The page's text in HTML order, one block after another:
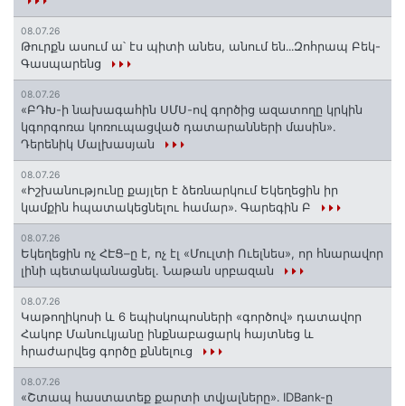
08.07.26
Թուրքն ասում ա՝ էս պիտի անես, անում են․․․Զոհրապ Բեկ-
Գասպարենց
08.07.26
«ԲԴԽ-ի նախագահին ՍՄՍ-ով գործից ազատողը կրկին
կգորգոռա կոռուպացված դատարանների մասին».
Դերենիկ Մալխասյան
08.07.26
«Իշխանությունը քայլեր է ձեռնարկում Եկեղեցին իր
կամքին հպատակեցնելու համար»․ Գարեգին Բ
08.07.26
Եկեղեցին ոչ ՀԷՑ–ը է, ոչ էլ «Մուլտի Ուելնես», որ հնարավոր
լինի պետականացնել. Նաթան սրբազան
08.07.26
️Կաթողիկոսի և 6 եպիսկոպոսների «գործով» դատավոր
Հակոբ Մանուկյանը ինքնաբացարկ հայտնեց և
հրաժարվեց գործը քննելուց
08.07.26
«Շտապ հաստատեք քարտի տվյալները»․ IDBank-ը